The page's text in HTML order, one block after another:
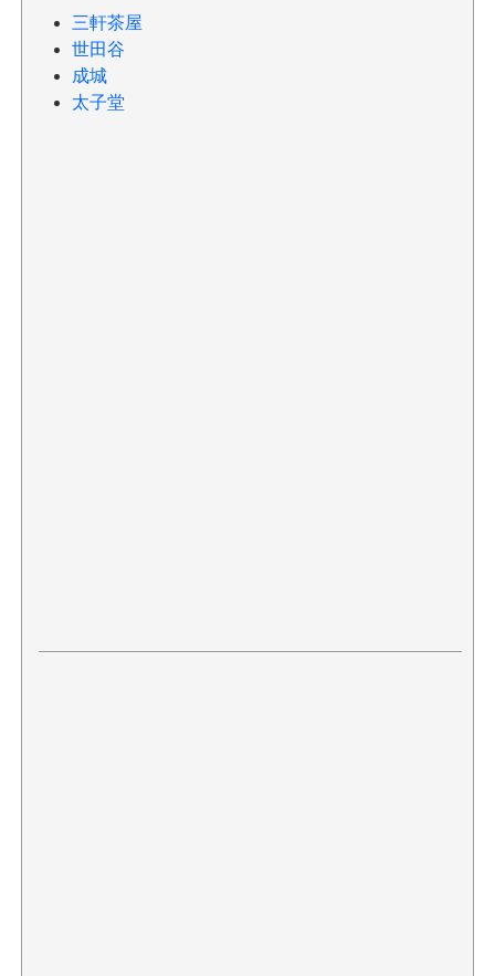
三軒茶屋
世田谷
成城
太子堂